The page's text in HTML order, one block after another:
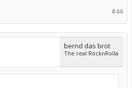
#44
bernd das brot
The real RocknRolla